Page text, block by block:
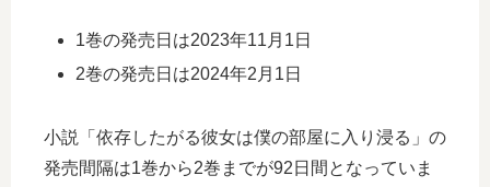
1巻の発売日は2023年11月1日
2巻の発売日は2024年2月1日
小説「依存したがる彼女は僕の部屋に入り浸る」の
発売間隔は1巻から2巻までが92日間となっていま